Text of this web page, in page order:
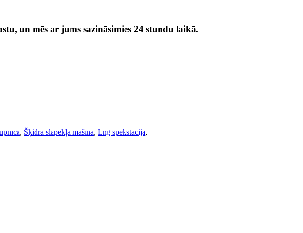
un mēs ar jums sazināsimies 24 stundu laikā.
, Šķidrā slāpekļa mašīna, Lng spēkstacija,